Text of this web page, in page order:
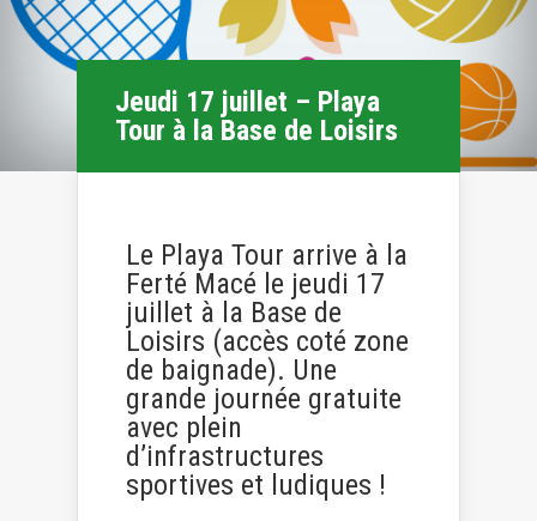
Jeudi 17 juillet – Playa
Tour à la Base de Loisirs
Le Playa Tour arrive à la
Ferté Macé le jeudi 17
juillet à la Base de
Loisirs (accès coté zone
de baignade). Une
grande journée gratuite
avec plein
d’infrastructures
sportives et ludiques !